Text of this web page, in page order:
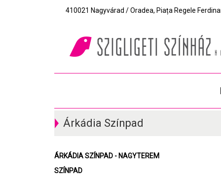
410021 Nagyvárad / Oradea, Piața Regele
Árkádia Színpad
ÁRKÁDIA SZÍNPAD - NAGYTEREM
SZÍNPAD